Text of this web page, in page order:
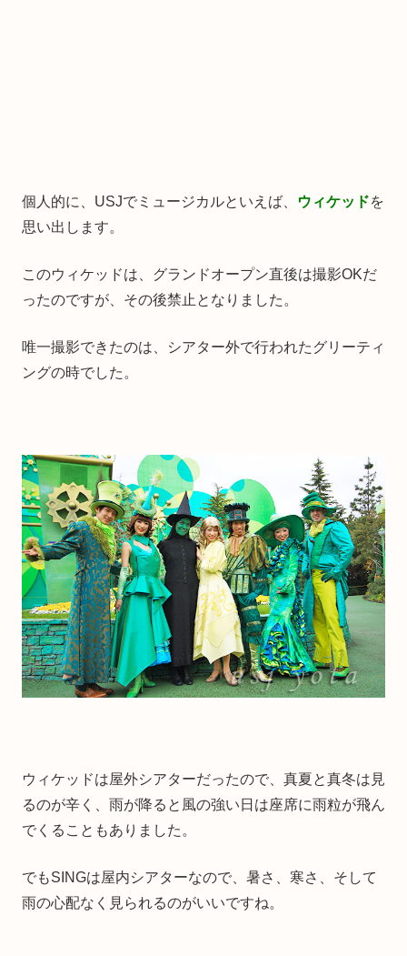
個人的に、USJでミュージカルといえば、 ウィケッドを
思い出します。
このウィケッドは、グランドオープン直後は撮影OKだ
ったのですが、その後禁止となりました。
唯一撮影できたのは、シアター外で行われたグリーティ
ングの時でした。
ウィケッドは屋外シアターだったので、真夏と真冬は見
るのが辛く、雨が降ると風の強い日は座席に雨粒が飛ん
でくることもありました。
でもSINGは屋内シアターなので、暑さ、寒さ、そして
雨の心配なく見られるのがいいですね。